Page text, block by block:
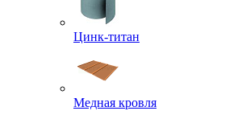
Цинк-титан
Медная кровля